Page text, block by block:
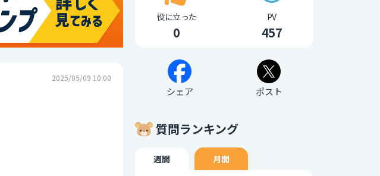
2025/05/09 10:00
役に立った
0
PV
457
シェア ポスト
質問ランキング
週間 月間